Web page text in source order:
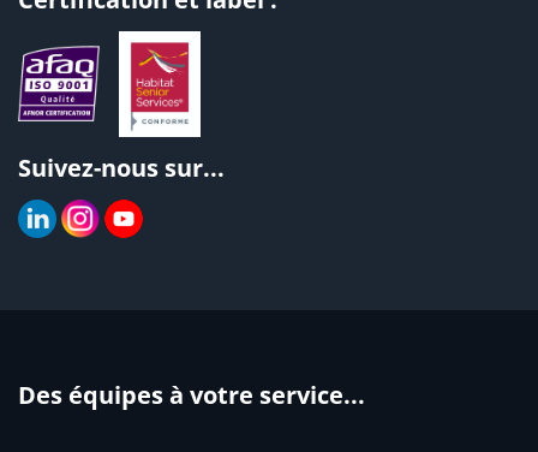
Suivez-nous sur...
Des équipes à votre service...